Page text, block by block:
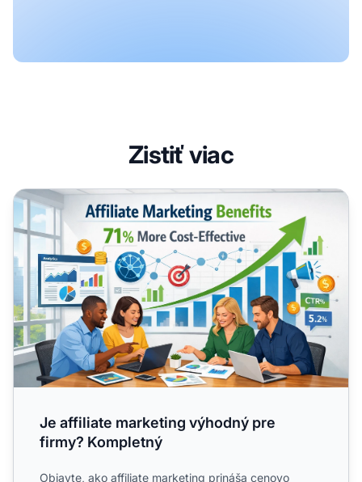
Zistiť viac
Je affiliate marketing výhodný pre firmy? Kompletný
Je affiliate marketing výhodný pre
firmy? Kompletný
Objavte, ako affiliate marketing prináša cenovo